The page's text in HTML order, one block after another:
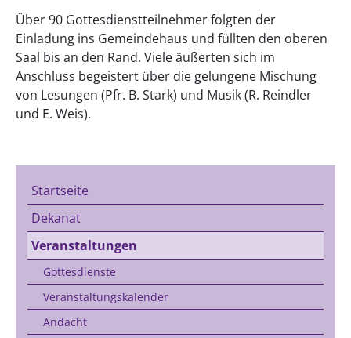
Über 90 Gottesdienstteilnehmer folgten der
Einladung ins Gemeindehaus und füllten den oberen
Saal bis an den Rand. Viele äußerten sich im
Anschluss begeistert über die gelungene Mischung
von Lesungen (Pfr. B. Stark) und Musik (R. Reindler
und E. Weis).
Startseite
Dekanat
Veranstaltungen
Gottesdienste
Veranstaltungskalender
Andacht